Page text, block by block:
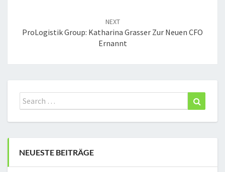
NEXT
ProLogistik Group: Katharina Grasser Zur Neuen CFO
Ernannt
Search
for:
NEUESTE BEITRÄGE